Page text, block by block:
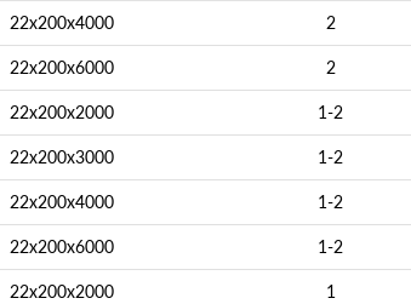
22х200х4000 2
22х200х6000 2
22х200х2000 1-2
22х200х3000 1-2
22х200х4000 1-2
22х200х6000 1-2
22х200х2000 1